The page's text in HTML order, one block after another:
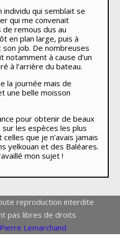
individu qui semblait se
qui me convenait
remous dus au
en plan large, puis à
son job. De nombreuses
à cause d’un
à l’arrière du bateau.
la journée mais de
une belle moisson
pour obtenir de beaux
les espèces les plus
que je n’avais jamais
yelkouan et des Baléares.
mon sujet !
reproduction interdite
pas libres de droits
Pierre Lemarchand